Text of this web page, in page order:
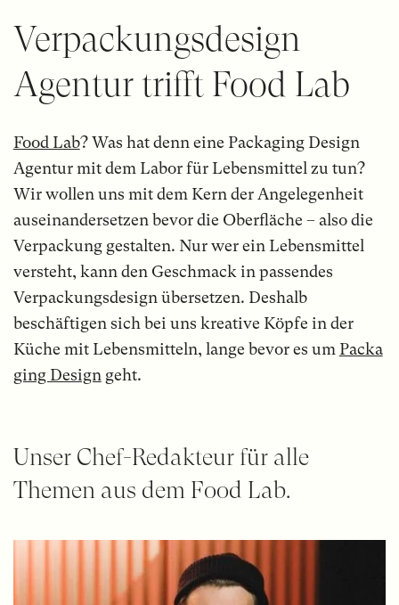
Verpackungsdesign
Agentur trifft Food Lab
Food Lab? Was hat denn eine Packaging Design
Agentur mit dem Labor für Lebensmittel zu tun?
Wir wollen uns mit dem Kern der Angelegenheit
auseinandersetzen bevor die Oberfläche – also die
Verpackung gestalten. Nur wer ein Lebensmittel
versteht, kann den Geschmack in passendes
Verpackungsdesign übersetzen. Deshalb
beschäftigen sich bei uns kreative Köpfe in der
Küche mit Lebensmitteln, lange bevor es um Packa
ging Designgeht.
Unser Chef-Redakteur für alle
Themen aus dem Food Lab.